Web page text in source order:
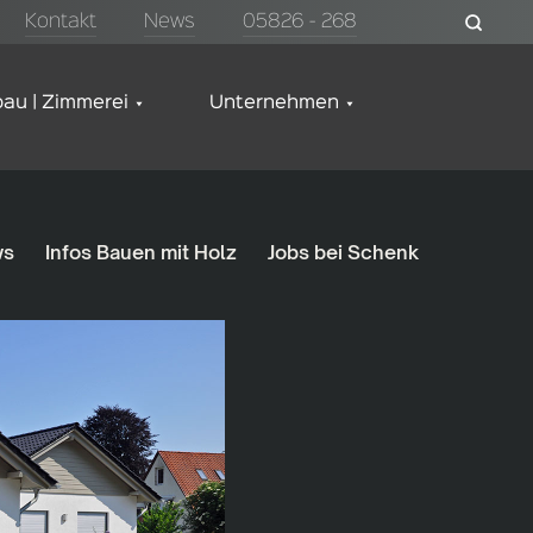
Kontakt News 05826 - 268
| Zimmerei Unternehmen
Infos Bauen mit Holz Jobs bei Schenk